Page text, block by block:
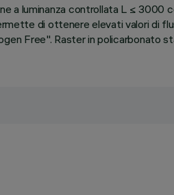
a luminanza controllata L ≤ 3000
di ottenere elevati valori di
Free". Raster in policarbonato